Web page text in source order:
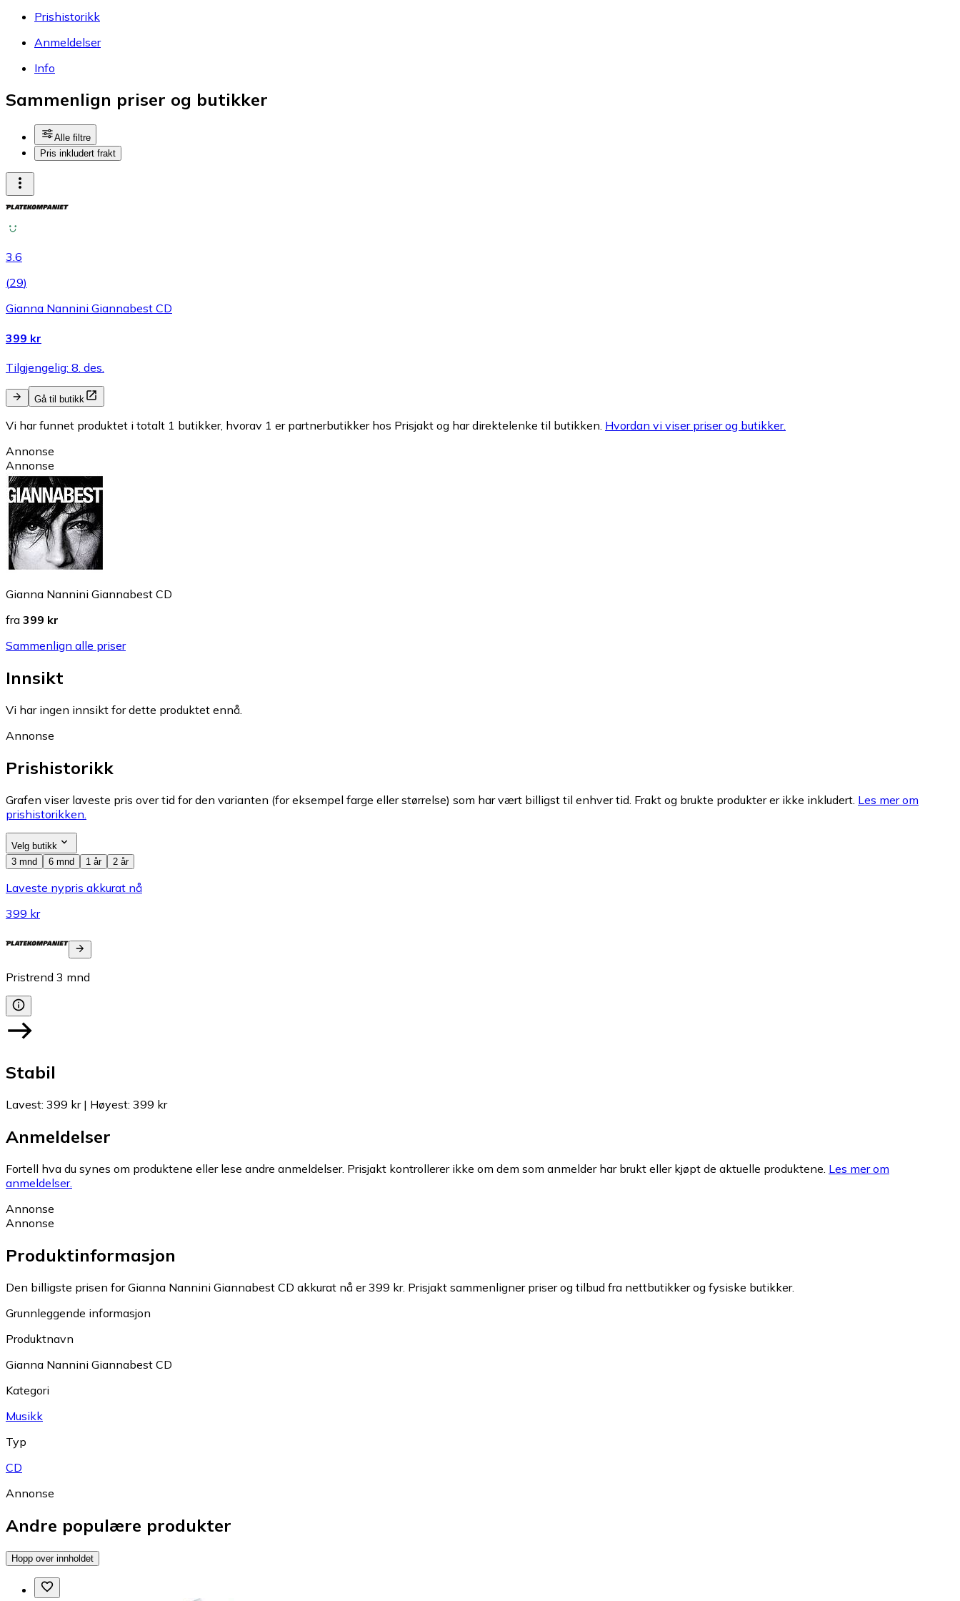
Prishistorikk
Anmeldelser
Info
Sammenlign priser og butikker
Alle filtre
Pris inkludert frakt
3.6
(29)
Gianna Nannini Giannabest CD
399 kr
Tilgjengelig: 8. des.
Gå til butikk
Vi har funnet produktet i totalt 1 butikker, hvorav 1 er partnerbutikker hos Prisjakt og har direktelenke til butikken. Hvordan vi viser priser og butikker.
Annonse
Annonse
Gianna Nannini Giannabest CD
fra 399 kr
Sammenlign alle priser
Innsikt
Vi har ingen innsikt for dette produktet ennå.
Annonse
Prishistorikk
Grafen viser laveste pris over tid for den varianten (for eksempel farge eller størrelse) som har vært billigst til enhver tid. Frakt og brukte produkter er ikke inkludert. Les mer om
prishistorikken.
Velg butikk
3 mnd
6 mnd 1 år 2 år
Laveste nypris akkurat nå
399 kr
Pristrend 3 mnd
Stabil
Lavest: 399 kr| Høyest: 399 kr
Anmeldelser
Fortell hva du synes om produktene eller lese andre anmeldelser. Prisjakt kontrollerer ikke om dem som anmelder har brukt eller kjøpt de aktuelle produktene. Les mer om
anmeldelser.
Annonse
Annonse
Produktinformasjon
Den billigste prisen for Gianna Nannini Giannabest CD akkurat nå er 399 kr. Prisjakt sammenligner priser og tilbud fra nettbutikker og fysiske butikker.
Grunnleggende informasjon
Produktnavn
Gianna Nannini Giannabest CD
Kategori
Musikk
Typ
CD
Annonse
Andre populære produkter
Hopp over innholdet